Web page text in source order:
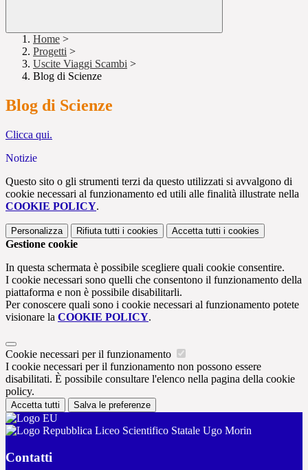
Home >
Progetti >
Uscite Viaggi Scambi >
Blog di Scienze
Blog di Scienze
Clicca qui.
Notizie
Questo sito o gli strumenti terzi da questo utilizzati si avvalgono di
cookie necessari al funzionamento ed utili alle finalità illustrate nella
COOKIE POLICY.
Personalizza Rifiuta tutti i cookies Accetta tutti i cookies
Gestione cookie
In questa schermata è possibile scegliere quali cookie consentire.
I cookie necessari sono quelli che consentono il funzionamento della
piattaforma e non è possibile disabilitarli.
Per conoscere quali sono i cookie necessari al funzionamento potete
visionare la COOKIE POLICY.
Cookie necessari per il funzionamento
I cookie necessari per il funzionamento non possono essere
disabilitati. È possibile consultare l'elenco nella pagina della cookie
policy.
Accetta tutti Salva le preferenze
Liceo Scientifico Statale Ugo Morin
Contatti